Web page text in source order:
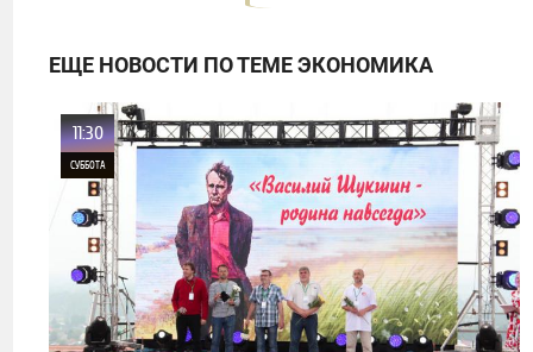
ЕЩЕ НОВОСТИ ПО ТЕМЕ ЭКОНОМИКА
11:30
СУББОТА
0
2